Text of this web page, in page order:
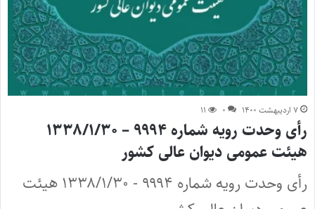
۷ اردیبهشت ۱۴۰۰ ۰ ۱۱
رأی وحدت رویه شماره ۹۹۹۴ – ۱۳۳۸/۱/۳۰
هیئت عمومی دیوان عالی کشور
رأی وحدت رویه شماره ۹۹۹۴ - ۱۳۳۸/۱/۳۰ هیئت